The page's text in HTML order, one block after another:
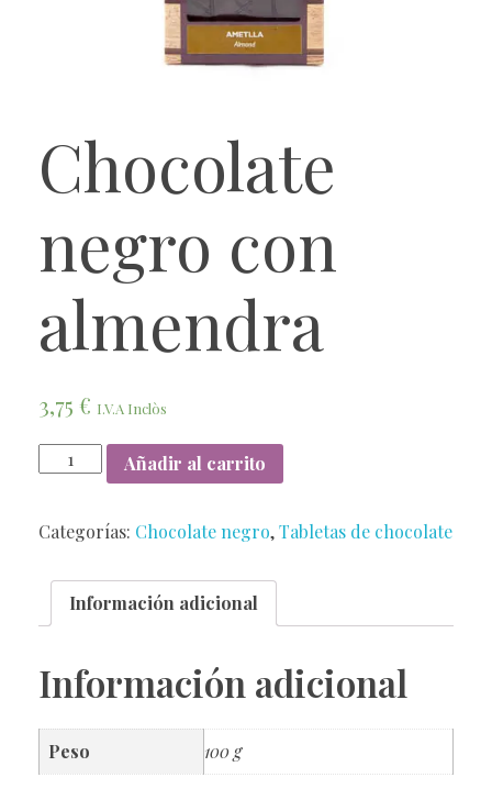
Chocolate
negro con
almendra
3,75 € I.V.A Inclòs
Añadir al carrito
Categorías: Chocolate negro,Tabletas de chocolate
Información adicional
Información adicional
Peso 100 g